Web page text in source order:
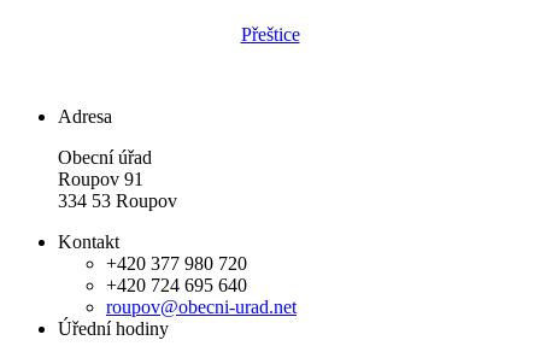
Přeštice
Adresa
Obecní úřad
Roupov 91
334 53 Roupov
Kontakt
+420 377 980 720
+420 724 695 640
roupov@obecni-urad.net
Úřední hodiny